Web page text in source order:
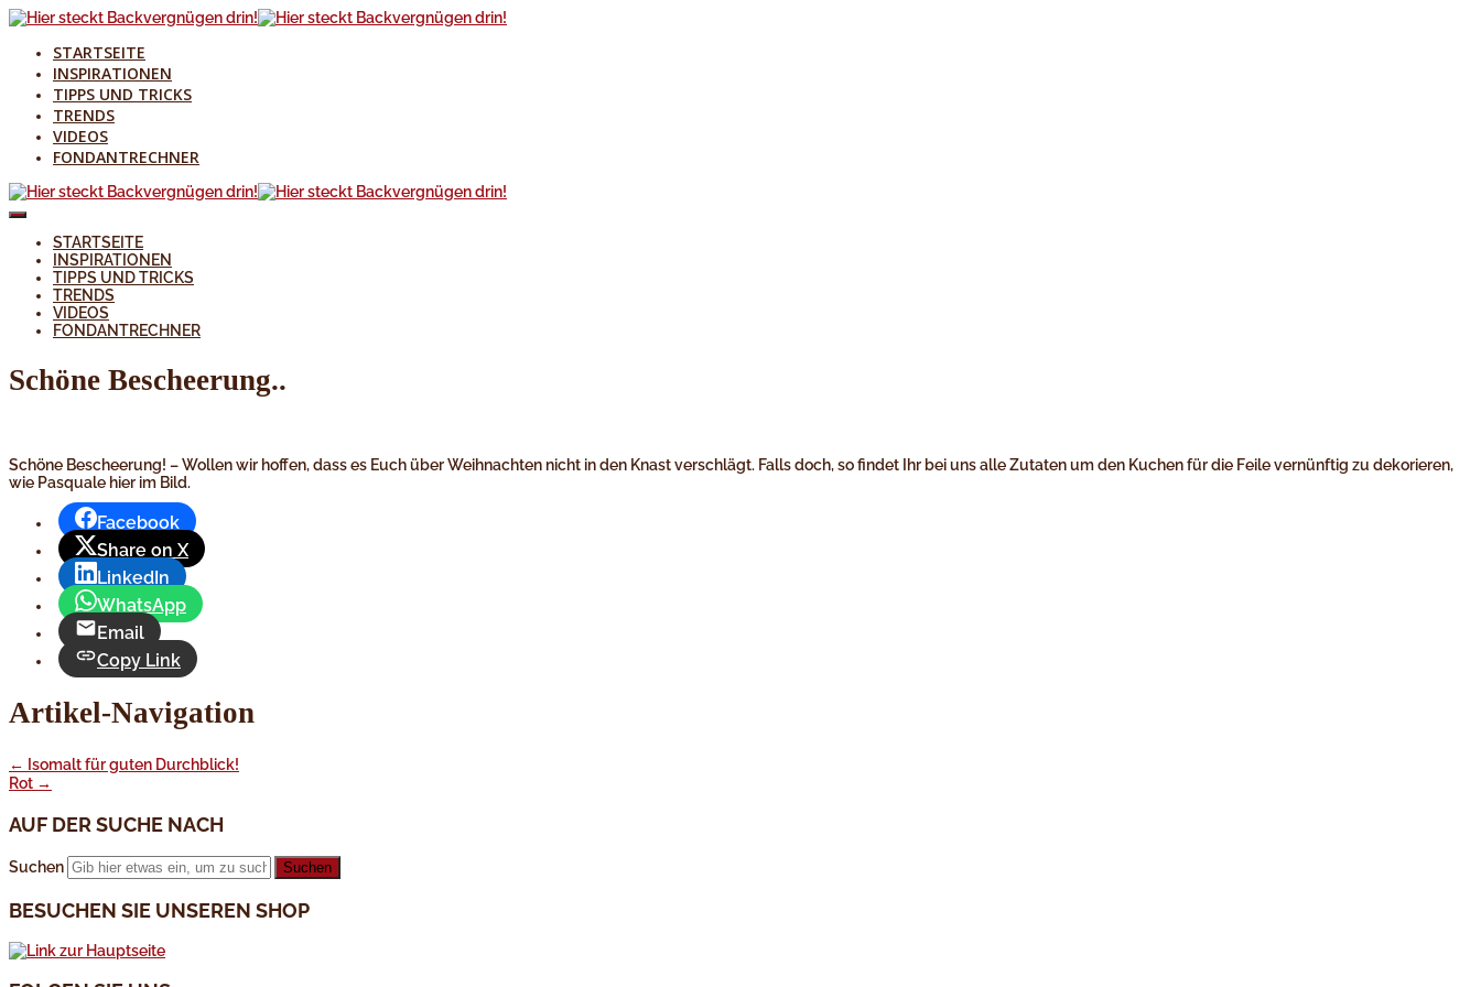
STARTSEITE
INSPIRATIONEN
TIPPS UND TRICKS
TRENDS
VIDEOS
FONDANTRECHNER
STARTSEITE
INSPIRATIONEN
TIPPS UND TRICKS
TRENDS
VIDEOS
FONDANTRECHNER
Schöne Bescheerung..
Schöne Bescheerung! – Wollen wir hoffen, dass es Euch über Weihnachten nicht in den Knast verschlägt. Falls doch, so findet Ihr bei uns alle Zutaten um den Kuchen für die Feile vernünftig zu dekorieren,
wie Pasquale hier im Bild.
Facebook
Share on X
LinkedIn
WhatsApp
Email
Copy Link
Artikel-Navigation
← Isomalt für guten Durchblick!
Rot →
AUF DER SUCHE NACH
Suchen
BESUCHEN SIE UNSEREN SHOP